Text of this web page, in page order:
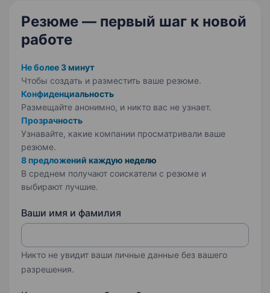
Резюме — первый шаг к новой
работе
Не более 3 минут
Чтобы создать и разместить ваше резюме.
Конфиденциальность
Размещайте анонимно, и никто вас не узнает.
Прозрачность
Узнавайте, какие компании просматривали ваше
резюме.
8 предложений каждую неделю
В среднем получают соискатели с резюме и
выбирают лучшие.
Ваши имя и фамилия
Никто не увидит ваши личные данные без вашего
разрешения.